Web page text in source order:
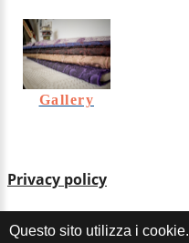
Questo sito utilizza i cookie.
Gallery
Privacy policy